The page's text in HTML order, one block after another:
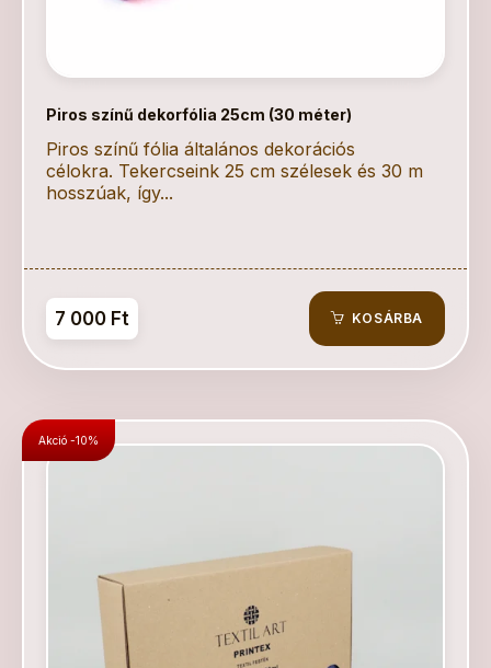
Piros színű dekorfólia 25cm (30 méter)
Piros színű fólia általános dekorációs
célokra. Tekercseink 25 cm szélesek és 30 m
hosszúak, így...
7 000 Ft KOSÁRBA
Akció -10%